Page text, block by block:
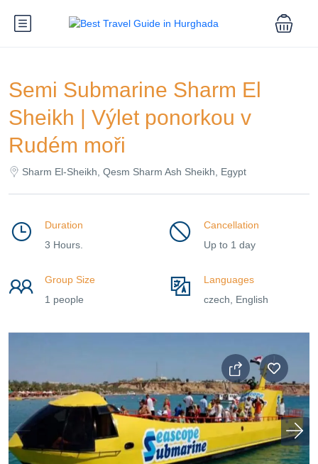
Semi Submarine Sharm El
Sheikh | Výlet ponorkou v
Rudém moři
Sharm El-Sheikh, Qesm Sharm Ash Sheikh, Egypt
Duration
3 Hours.
Cancellation
Up to 1 day
Group Size
1 people
Languages
czech, English